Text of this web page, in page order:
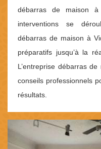
débarras de maison
interventions se
débarras de maison à
préparatifs jusqu’à la
L’entreprise débarras
conseils professionnels
résultats.